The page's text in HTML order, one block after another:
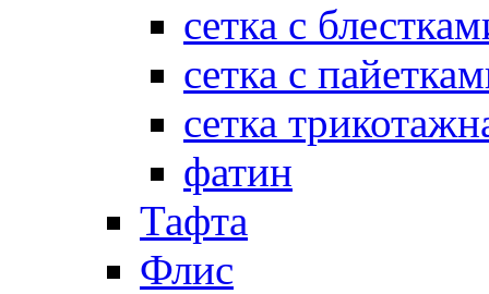
сетка с
сетка с
сетка
фатин
Тафта
Флис